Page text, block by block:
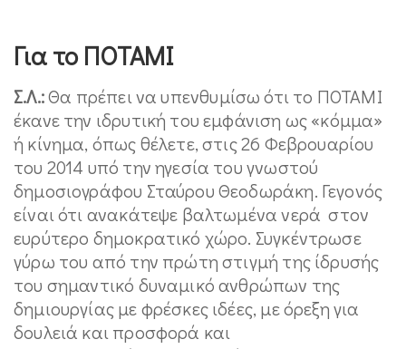
Για το ΠΟΤΑΜΙ
Σ.Λ.:Θα πρέπει να υπενθυμίσω ότι το ΠΟΤΑΜΙ
έκανε την ιδρυτική του εμφάνιση ως «κόμμα»
ή κίνημα, όπως θέλετε, στις 26 Φεβρουαρίου
του 2014 υπό την ηγεσία του γνωστού
δημοσιογράφου Σταύρου Θεοδωράκη. Γεγονός
είναι ότι ανακάτεψε βαλτωμένα νερά στον
ευρύτερο δημοκρατικό χώρο. Συγκέντρωσε
γύρω του από την πρώτη στιγμή της ίδρυσής
του σημαντικό δυναμικό ανθρώπων της
δημιουργίας με φρέσκες ιδέες, με όρεξη για
δουλειά και προσφορά και